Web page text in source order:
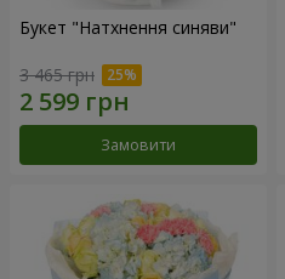
Букет "Натхнення синяви"
3 465 грн
Замовити